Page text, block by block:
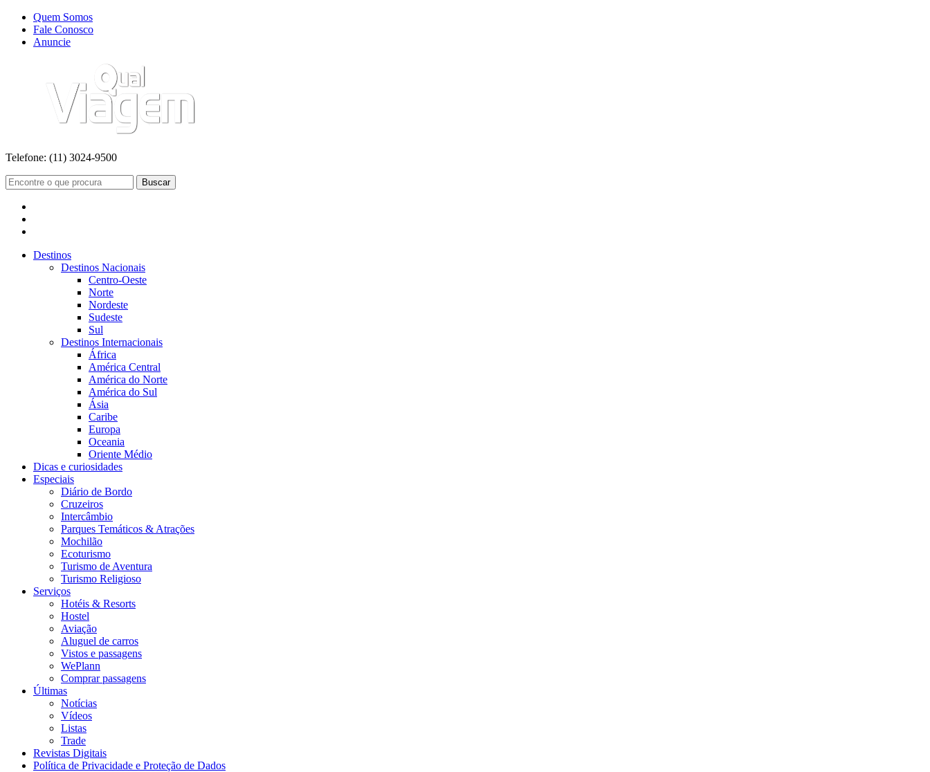
Quem Somos
Fale Conosco
Anuncie
Telefone: (11) 3024-9500
Buscar
Destinos
Destinos Nacionais
Centro-Oeste
Norte
Nordeste
Sudeste
Sul
Destinos Internacionais
África
América Central
América do Norte
América do Sul
Ásia
Caribe
Europa
Oceania
Oriente Médio
Dicas e curiosidades
Especiais
Diário de Bordo
Cruzeiros
Intercâmbio
Parques Temáticos & Atrações
Mochilão
Ecoturismo
Turismo de Aventura
Turismo Religioso
Serviços
Hotéis & Resorts
Hostel
Aviação
Aluguel de carros
Vistos e passagens
WePlann
Comprar passagens
Últimas
Notícias
Vídeos
Listas
Trade
Revistas Digitais
Política de Privacidade e Proteção de Dados